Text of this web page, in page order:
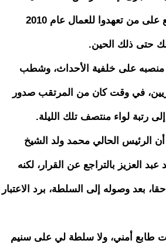
أبلغه بأن المسؤولية تقع على من تعهدوا للعمال عام 2010
حتى ذلك الحين.
منصبه على خلفية الأحداث، وشطب
في وقت كان من المرتقب صدور
رتبة لواء منتصف تلك الليلة.
الرئيس الحالي محمد ولد الشيخ
عبد العزيز بالتراجع عن القرار، لكنه
بعد وصوله إلى السلطة، برد الاعتبار
طابع أمني، ولا سلطة لي على سنيم